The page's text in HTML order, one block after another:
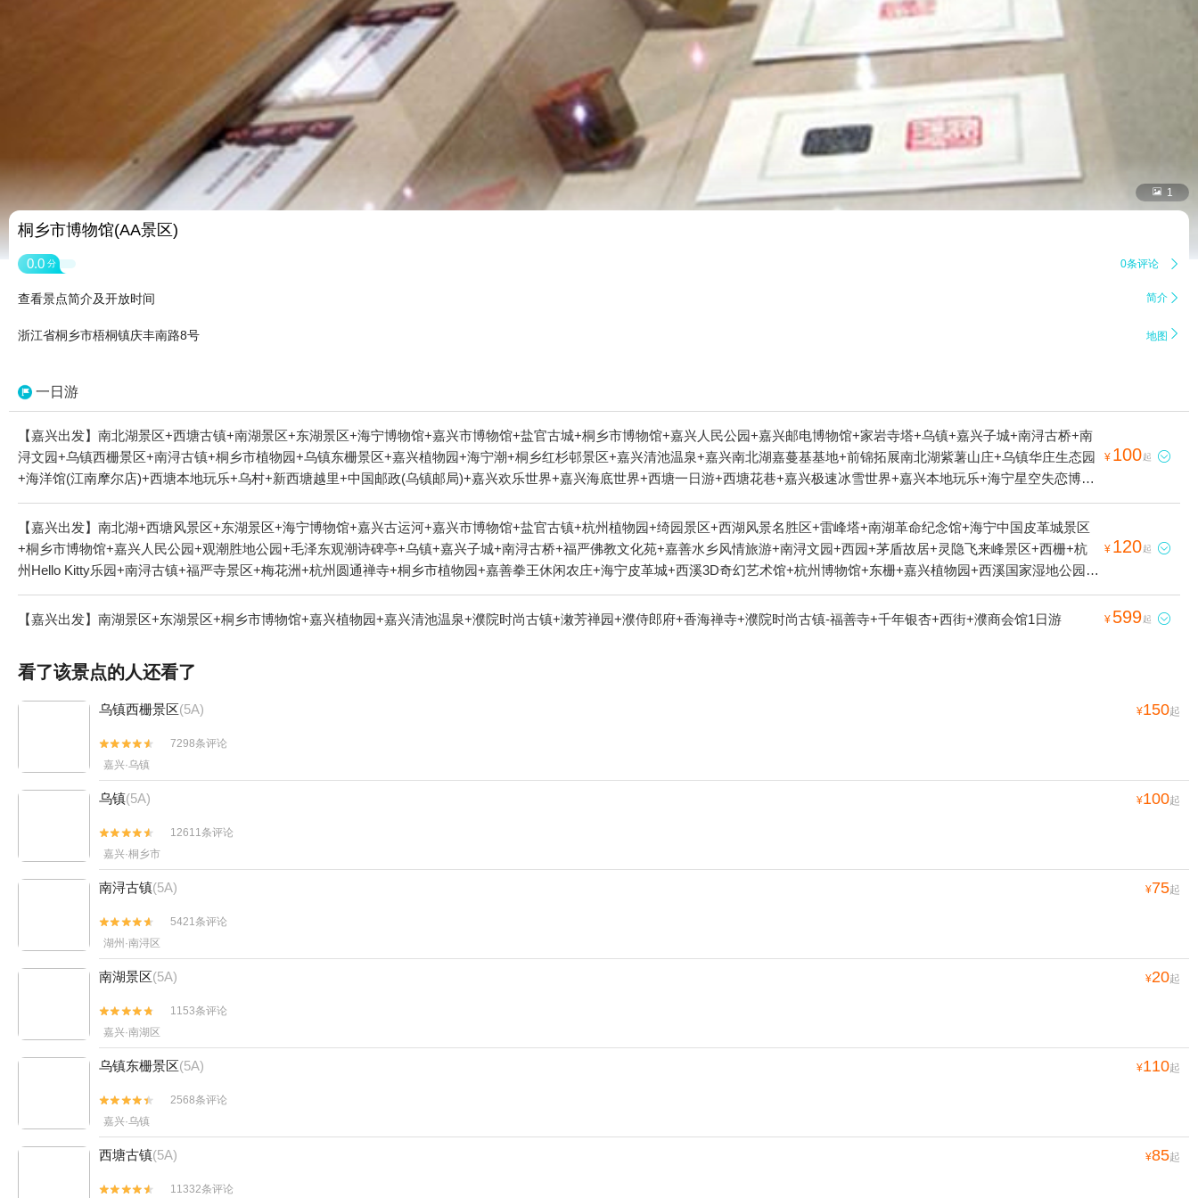
 1
桐乡市博物馆(AA景区)
0.0 分 0条评论 
查看景点简介及开放时间 简介 
浙江省桐乡市梧桐镇庆丰南路8号 地图 
一日游
【嘉兴出发】南北湖景区+西塘古镇+南湖景区+东湖景区+海宁博物馆+嘉兴市博物馆+盐官古城+桐乡市博物馆+嘉兴人民公园+嘉兴邮电博物馆+家岩寺塔+乌镇+嘉兴子城+南浔古桥+南
浔文园+乌镇西栅景区+南浔古镇+桐乡市植物园+乌镇东栅景区+嘉兴植物园+海宁潮+桐乡红杉邨景区+嘉兴清池温泉+嘉兴南北湖嘉蔓基基地+前锦拓展南北湖紫薯山庄+乌镇华庄生态园
+海洋馆(江南摩尔店)+西塘本地玩乐+乌村+新西塘越里+中国邮政(乌镇邮局)+嘉兴欢乐世界+嘉兴海底世界+西塘一日游+西塘花巷+嘉兴极速冰雪世界+嘉兴本地玩乐+海宁星空失恋博物
馆+阿丽拉乌镇+乌镇民宿+乌镇望津里精品酒店+乌镇乌村酒店+乌镇水市客舍+海宁盐官旅游度假区+海宁游乐园+乌镇游船+南浔古镇游船+濮院时尚古镇+嘉兴画院+嘉兴美术馆+盐官潮
乐之城+南北湖·小鹿营地+南浔古镇-广惠宫+南浔古镇-颖园+南浔古镇-张氏旧宅+西塘古镇-卧龙桥+西塘古镇-西园+西塘古镇-王宅+西塘古镇-永寿禅寺+濮院时尚古镇-福善寺+南浔古镇-
东园遗址+南浔古镇-小莲庄码头+南浔桥宴+西塘古镇-环秀桥+西塘古镇-安善桥+濮院时尚古镇-北更楼+南北湖景区-观景平台+海盐南北湖景区-观音山1日游
¥ 100起 
【嘉兴出发】南北湖+西塘风景区+东湖景区+海宁博物馆+嘉兴古运河+嘉兴市博物馆+盐官古镇+杭州植物园+绮园景区+西湖风景名胜区+雷峰塔+南湖革命纪念馆+海宁中国皮革城景区
+桐乡市博物馆+嘉兴人民公园+观潮胜地公园+毛泽东观潮诗碑亭+乌镇+嘉兴子城+南浔古桥+福严佛教文化苑+嘉善水乡风情旅游+南浔文园+西园+茅盾故居+灵隐飞来峰景区+西栅+杭
州Hello Kitty乐园+南浔古镇+福严寺景区+梅花洲+杭州圆通禅寺+桐乡市植物园+嘉善拳王休闲农庄+海宁皮革城+西溪3D奇幻艺术馆+杭州博物馆+东栅+嘉兴植物园+西溪国家湿地公园
+嘉善大云+萧山钱江观潮城+海宁潮+云澜湾景区+西溪黑根蜡像馆+嘉兴清池温泉+梅花洲水上乐园+西溪草堂+嘉兴南北湖嘉蔓基基地+TT野战真人CS(西溪店)+歌斐颂巧克力小镇+尖山
高尔夫+球幕体验馆+嘉兴喜洋洋儿童乐园+西溪湿地印象摇橹船+西溪庄园+南浔金海湾游泳馆+猎鹰CS野战（西溪湿地）+乌镇华庄生态园+云澜湾·四季花海乐园+西塘本地玩乐+乌镇一
丽拉乌镇+乌镇民宿+乌镇望津里精品酒店+乌镇乌村酒店+乌镇水市客舍+cheer leap n fly游乐+民当景区+盐官芳草青青房车营地+海宁盐官旅游度假区+乌镇国际汽车露营地+海宁游乐园
+飞来峰+乌镇游船+南浔古镇游船+西栅夜游+乌镇互联网国际会展中心+濮院时尚古镇+乌镇有戏FUN+嘉兴画院+灵隐飞来峰-凉亭+西溪城市文化公园+嘉兴美术馆+星零界(南浔古镇）
+盐官潮乐之城+嘉兴开元森泊度假乐园+观潮城+飞来峰造像+大尖山景区+海宁皮革博物馆+西溪湿地董湾+南浔古镇白金水上营地+嘉兴开元森泊幻想岛+嘉兴开元森泊水乐园1日游
¥ 120起 
【嘉兴出发】南湖景区+东湖景区+桐乡市博物馆+嘉兴植物园+嘉兴清池温泉+濮院时尚古镇+潄芳禅园+濮侍郎府+香海禅寺+濮院时尚古镇-福善寺+千年银杏+西街+濮商会馆1日游 ¥ 599起 
看了该景点的人还看了
乌镇西栅景区(5A) ¥150起


7298条评论
嘉兴·乌镇
乌镇(5A) ¥100起


12611条评论
嘉兴·桐乡市
南浔古镇(5A) ¥75起


5421条评论
湖州·南浔区
南湖景区(5A) ¥20起


1153条评论
嘉兴·南湖区
乌镇东栅景区(5A) ¥110起


2568条评论
嘉兴·乌镇
西塘古镇(5A) ¥85起

 11332条评论